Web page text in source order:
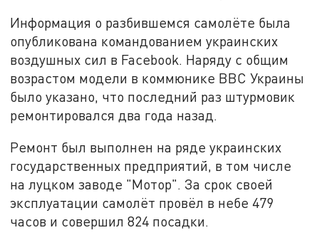
Информация о разбившемся самолёте была
опубликована командованием украинских
воздушных сил в Facebook. Наряду с общим
возрастом модели в коммюнике ВВС Украины
было указано, что последний раз штурмовик
ремонтировался два года назад.
Ремонт был выполнен на ряде украинских
государственных предприятий, в том числе
на луцком заводе "Мотор". За срок своей
эксплуатации самолёт провёл в небе 479
часов и совершил 824 посадки.